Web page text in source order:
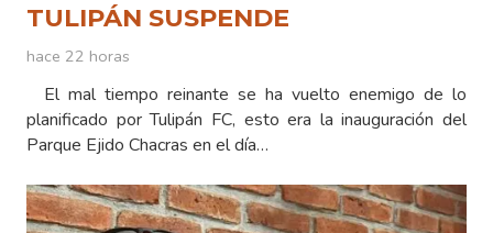
TULIPÁN SUSPENDE
hace 22 horas
El mal tiempo reinante se ha vuelto enemigo de lo
planificado por Tulipán FC, esto era la inauguración del
Parque Ejido Chacras en el día…